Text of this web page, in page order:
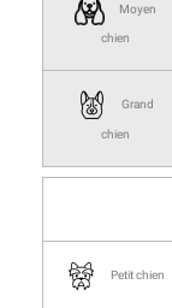
Moyen
chien
Grand
chien
Petit chien